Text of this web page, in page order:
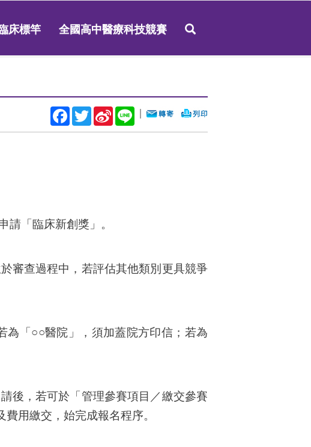
床標竿 全國高中醫療科技競賽
Facebook
TwitterSina
Weibo
Line
請「臨床新創獎」。
審查過程中，若評估其他類別更具競爭
為「○○醫院」，須加蓋院方印信；若為
後，若可於「管理參賽項目／繳交參賽
用繳交，始完成報名程序。